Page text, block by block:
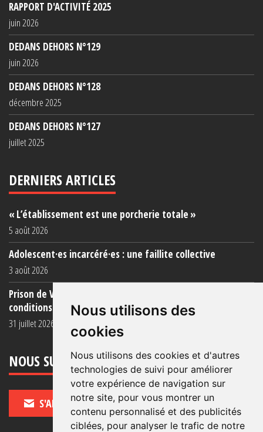
Nous utilisons des
cookies
Nous utilisons des cookies et d'autres
technologies de suivi pour améliorer
votre expérience de navigation sur
notre site, pour vous montrer un
contenu personnalisé et des publicités
ciblées, pour analyser le trafic de notre
RAPPORT D'ACTIVITÉ 2025
juin 2026
DEDANS DEHORS N°129
juin 2026
DEDANS DEHORS N°128
décembre 2025
DEDANS DEHORS N°127
juillet 2025
DERNIERS ARTICLES
« L’établissement est une porcherie totale »
5 août 2026
Adolescent·es incarcéré·es : une faillite collective
3 août 2026
Prison de Vendin-le-Vieil : témoignage de familles sur les
conditions (...)
31 juillet 2026
NOUS SUIVRE
S'ABONNER